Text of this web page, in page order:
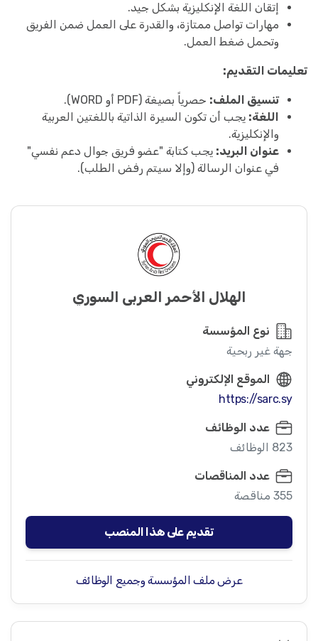
إتقان اللغة الإنكليزية بشكل جيد.
مهارات تواصل ممتازة، والقدرة على العمل ضمن الفريق
وتحمل ضغط العمل.
تعليمات التقديم:
تنسيق الملف: حصرياً بصيغة (PDF أو WORD).
اللغة: يجب أن تكون السيرة الذاتية باللغتين العربية
والإنكليزية.
عنوان البريد: يجب كتابة "عضو فريق جوال دعم نفسي"
في عنوان الرسالة (وإلا سيتم رفض الطلب).
الهلال الأحمر العربي السوري
نوع المؤسسة
جهة غير ربحية
الموقع الإلكتروني
https://sarc.sy
عدد الوظائف
823 الوظائف
عدد المناقصات
355 مناقصة
تقديم على هذا المنصب
عرض ملف المؤسسة وجميع الوظائف